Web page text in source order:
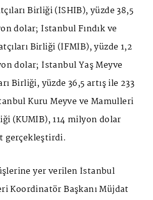
Birliği (İSHİB), yüzde 38,5
dolar; İstanbul Fındık ve
Birliği (İFMİB), yüzde 1,2
dolar; İstanbul Yaş Meyve
Birliği, yüzde 36,5 artış ile 233
Kuru Meyve ve Mamulleri
(KUMİB), 114 milyon dolar
gerçekleştirdi.
yer verilen İstanbul
Koordinatör Başkanı Müjdat